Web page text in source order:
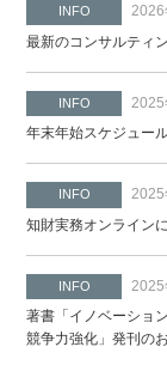
INFO
2026
最新のコンサルティ
INFO
年末年始スケジュー
INFO
2025
知財実務オンライン
INFO
2025
著書「イノベーショ
競争力強化」発刊の